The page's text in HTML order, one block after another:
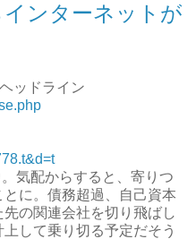
ンターネットが
ッドライン
気配からすると、寄りつ
に。債務超過、自己資本
の関連会社を切り飛ばし
して乗り切る予定だそう